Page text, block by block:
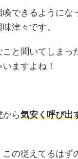
できるようにな
津々です。
こと聞いてしまっ
ますよね！
から気安く呼び出
この従えてるはず